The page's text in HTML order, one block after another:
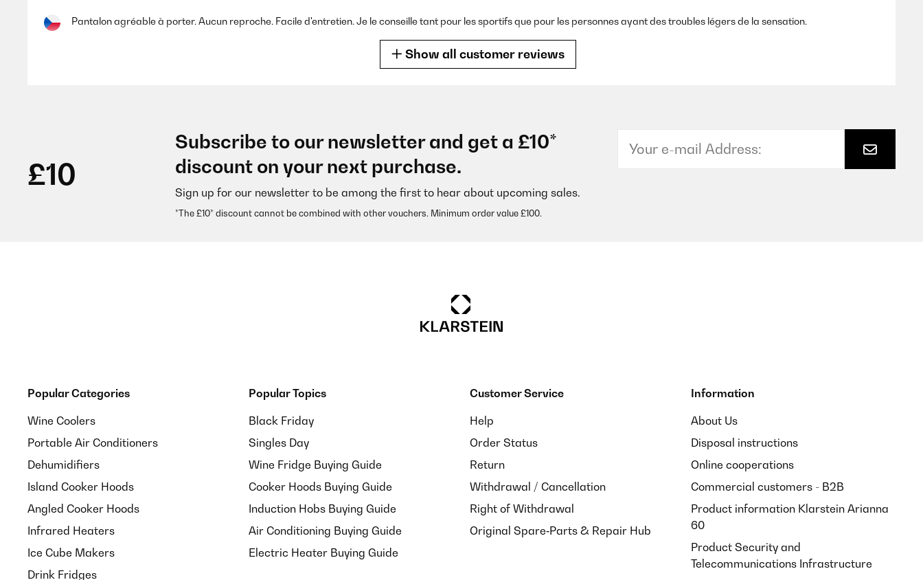
Pantalon agréable à porter. Aucun reproche. Facile d'entretien. Je le conseille tant pour les sportifs que pour les personnes ayant des troubles légers de la sensation.
Also es ist eine habt normale schwarze Sporthose. Der Stoff ist angenehm weich und nicht transparent. Aber von Kompression merkt man nichts (ich habe eine Adidas sporthose,
da stand nichts von Kompression und die ist wesentlich fester!) Habe die Hose in m bestellt und sie sitzt gut und hat eine gute Länge. (Ich bin 1,75 m) Die Einsätze am Knie erschließen
sich mir nicht so wirklich, aber sie nerven auch nicht. Lediglich die naht drückt etwas ein, aber auch nicht dramatisch... Ich würde die Hose jetzt nicht nochmal kaufen, schicke sie
aber nicht zurück. Kaufempfehlung würde ich nur dann aussprechen, wenn man eine einfache schwarze Hose möchte, aber nicht, wenn man auf die Kompression wert legt. Was
pantalon bien adapté à la course, seul bémol (mais il faut pouvoir l'essayer avant de savoir), se baisse un peu à la taille pendant la course: l'élastique ne suffit pas. Sinon, en
06/12/2016
Die Hose kam nach 3 Tagen an, ging also ganz fix.Obwohl ich die Hose in M bestellt habe kam sie in L sitzt aber trotzdem sehr gut und angenehm.( dank der Aufbauphase)Sie
schimmert beim bücken(Kniebeugen) leicht durch weshalb ich ein Sternchen abziehen muss.
Amazon-Benutzer Translate
Show all customer reviews
£10
Subscribe to our newsletter and get a £10*
discount on your next purchase.
Sign up for our newsletter to be among the first to hear about upcoming sales.
*The £10* discount cannot be combined with other vouchers. Minimum order value £100.
Popular Categories
Wine Coolers
Portable Air Conditioners
Dehumidifiers
Island Cooker Hoods
Angled Cooker Hoods
Infrared Heaters
Ice Cube Makers
Drink Fridges
Popular Topics
Black Friday
Singles Day
Wine Fridge Buying Guide
Cooker Hoods Buying Guide
Induction Hobs Buying Guide
Air Conditioning Buying Guide
Electric Heater Buying Guide
Customer Service
Help
Order Status
Return
Withdrawal / Cancellation
Right of Withdrawal
Original Spare‑Parts & Repair Hub
Information
About Us
Disposal instructions
Online cooperations
Commercial customers - B2B
Product information Klarstein Arianna
60
Product Security and
Telecommunications Infrastructure